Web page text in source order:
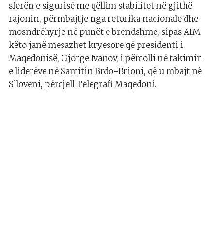
sferën e sigurisë me qëllim stabilitet në gjithë
rajonin, përmbajtje nga retorika nacionale dhe
mosndrëhyrje në punët e brendshme, sipas AIM
këto janë mesazhet kryesore që presidenti i
Maqedonisë, Gjorge Ivanov, i përcolli në takimin
e liderëve në Samitin Brdo-Brioni, që u mbajt në
Slloveni, përcjell Telegrafi Maqedoni.